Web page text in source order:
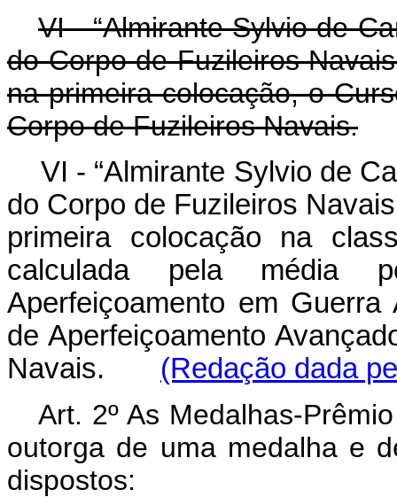
VI - “Almirante Sylvio de
do Corpo de Fuzileiros
na primeira colocação, o
Corpo de Fuzileiros Navais.
VI - “Almirante Sylvio de
do Corpo de Fuzileiros
primeira colocação na
calculada pela média
Aperfeiçoamento em
de Aperfeiçoamento
Navais. (Redação dada
Art. 2º As Medalhas-
outorga de uma medalha e
dispostos: